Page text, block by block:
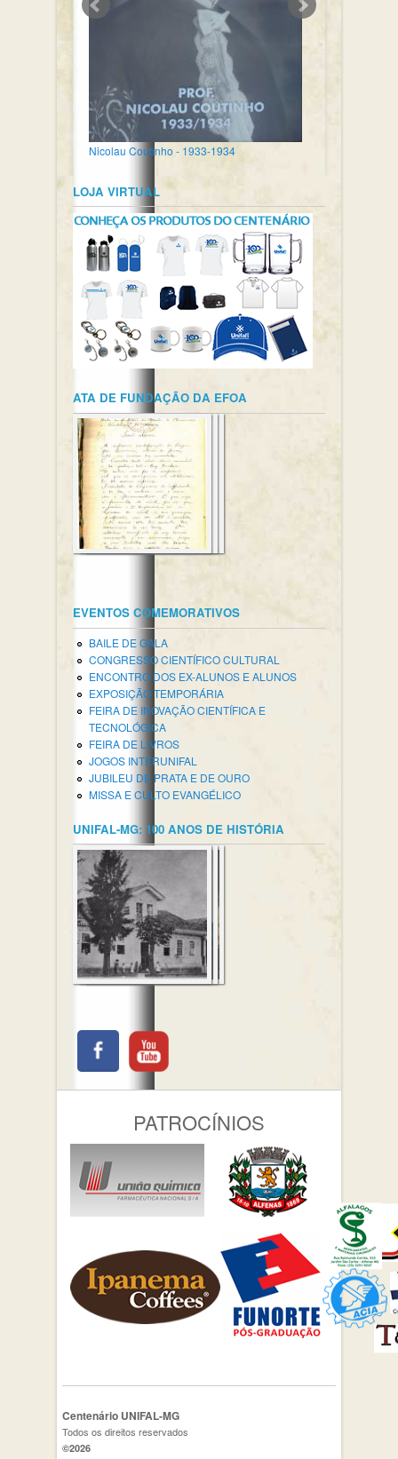
Nicolau Coutinho - 1933-1934
LOJA VIRTUAL
ATA DE FUNDAÇÃO DA EFOA
EVENTOS COMEMORATIVOS
BAILE DE GALA
CONGRESSO CIENTÍFICO CULTURAL
ENCONTRO DOS EX-ALUNOS E ALUNOS
EXPOSIÇÃO TEMPORÁRIA
FEIRA DE INOVAÇÃO CIENTÍFICA E
TECNOLÓGICA
FEIRA DE LIVROS
JOGOS INTERUNIFAL
JUBILEU DE PRATA E DE OURO
MISSA E CULTO EVANGÉLICO
UNIFAL-MG: 100 ANOS DE HISTÓRIA
PATROCÍNIOS
Centenário UNIFAL-MG
Todos os direitos reservados
©2026